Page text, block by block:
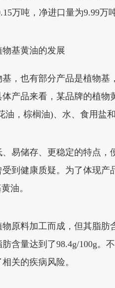
万吨，净进口量为9.99
基黄油的发展
，也有部分产品是植物
产品来看，某品牌的植
油，棕榈油)、水、食用盐
易储存、更稳定的特点
到健康质疑。为了体现
油。
原料加工而成，但其脂肪
含量达到了98.4g/100g
关的疾病风险。